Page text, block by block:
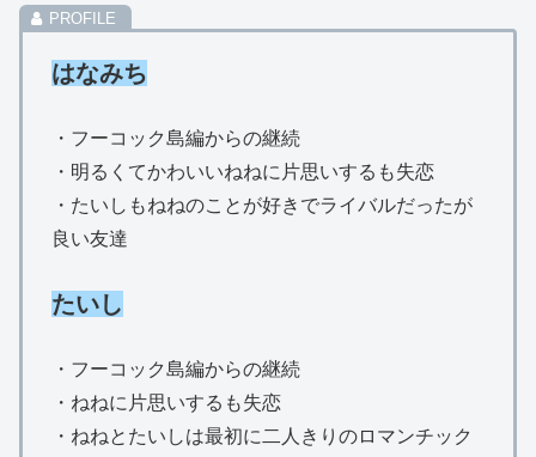
はなみち
・フーコック島編からの継続
・明るくてかわいいねねに片思いするも失恋
・たいしもねねのことが好きでライバルだったが
良い友達
たいし
・フーコック島編からの継続
・ねねに片思いするも失恋
・ねねとたいしは最初に二人きりのロマンチック